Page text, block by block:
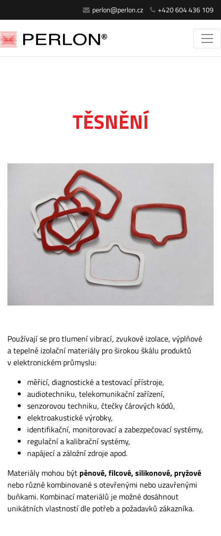
perlon@perlon.cz +420 604 436 109
TĚSNĚNÍ
Používají se pro tlumení vibrací, zvukové izolace, výplňové
a tepelně izolační materiály pro širokou škálu produktů
v elektronickém průmyslu:
měřicí, diagnostické a testovací přístroje,
audiotechniku, telekomunikační zařízení,
senzorovou techniku, čtečky čárových kódů,
elektroakustické výrobky,
identifikační, monitorovací a zabezpečovací systémy,
regulační a kalibrační systémy,
napájecí a záložní zdroje apod.
Materiály mohou být pěnové, filcové, silikonové, pryžové
nebo různě kombinované s otevřenými nebo uzavřenými
buňkami. Kombinací materiálů je možné dosáhnout
unikátních vlastností dle potřeb a požadavků zákazníka.